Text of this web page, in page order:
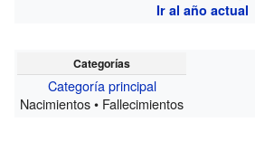
Ir al año actual
Categorías
Categoría principal
Nacimientos • Fallecimientos